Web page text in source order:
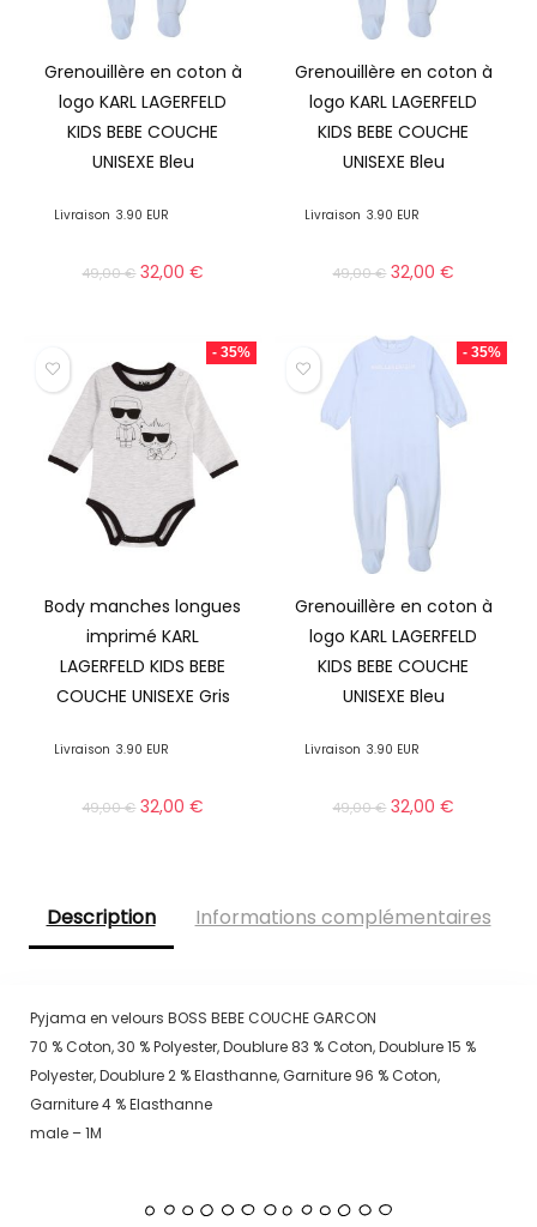
Grenouillère en coton à
logo KARL LAGERFELD
KIDS BEBE COUCHE
UNISEXE Bleu
Livraison 3.90 EUR
49,00€ 32,00€
Grenouillère en coton à
logo KARL LAGERFELD
KIDS BEBE COUCHE
UNISEXE Bleu
Livraison 3.90 EUR
49,00€ 32,00€
- 35%
Body manches longues
imprimé KARL
LAGERFELD KIDS BEBE
COUCHE UNISEXE Gris
Livraison 3.90 EUR
49,00€ 32,00€
- 35%
Grenouillère en coton à
logo KARL LAGERFELD
KIDS BEBE COUCHE
UNISEXE Bleu
Livraison 3.90 EUR
49,00€ 32,00€
Description Informations complémentaires
Pyjama en velours BOSS BEBE COUCHE GARCON
70 % Coton, 30 % Polyester, Doublure 83 % Coton, Doublure 15 %
Polyester, Doublure 2 % Elasthanne, Garniture 96 % Coton,
Garniture 4 % Elasthanne
male – 1M